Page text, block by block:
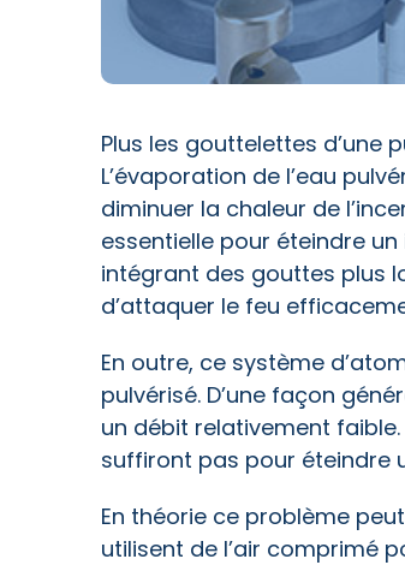
Plus les gouttelettes d’une
L’évaporation de l’eau
diminuer la chaleur de
essentielle pour éteindre
intégrant des gouttes plus
d’attaquer le feu
En outre, ce système
pulvérisé. D’une façon
un débit relativement
suffiront pas pour éteindre
En théorie ce problème
utilisent de l’air comprimé